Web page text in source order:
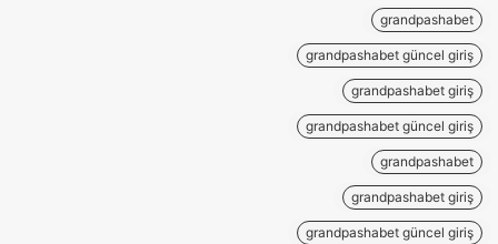
grandpashabet
grandpashabet güncel giriş
grandpashabet giriş
grandpashabet güncel giriş
grandpashabet
grandpashabet giriş
grandpashabet güncel giriş